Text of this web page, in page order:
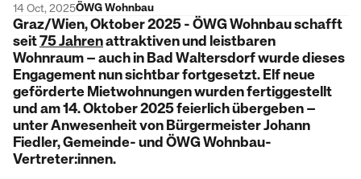
14 Oct, 2025ÖWG Wohnbau
Graz/Wien, Oktober 2025 - ÖWG Wohnbau schafft
seit75 Jahrenattraktiven und leistbaren
Wohnraum – auch in Bad Waltersdorf wurde dieses
Engagement nun sichtbar fortgesetzt. Elf neue
geförderte Mietwohnungen wurden fertiggestellt
und am 14. Oktober 2025 feierlich übergeben –
unter Anwesenheit von Bürgermeister Johann
Fiedler, Gemeinde- und ÖWG Wohnbau-
Vertreter:innen.